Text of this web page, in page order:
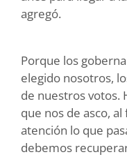
agregó.
Porque los
elegido nosotros,
de nuestros votos.
que nos de asco,
atención lo que
debemos